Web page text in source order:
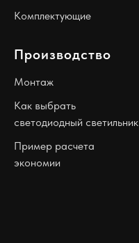
Комплектующие
Производство
Монтаж
Как выбрать
светодиодный светильник
Пример расчета
экономии